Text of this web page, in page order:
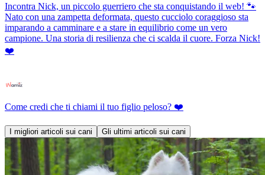
Incontra Nick, un piccolo guerriero che sta conquistando il web! 🐾
Nato con una zampetta deformata, questo cucciolo coraggioso sta
imparando a camminare e a stare in equilibrio come un vero
campione. Una storia di resilienza che ci scalda il cuore. Forza Nick!
❤️
Come credi che ti chiami il tuo figlio peloso? ❤️
I migliori articoli sui cani Gli ultimi articoli sui cani